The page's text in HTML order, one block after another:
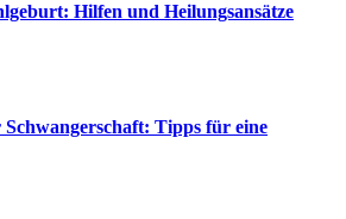
Hilfen und Heilungsansätze
Tipps für eine